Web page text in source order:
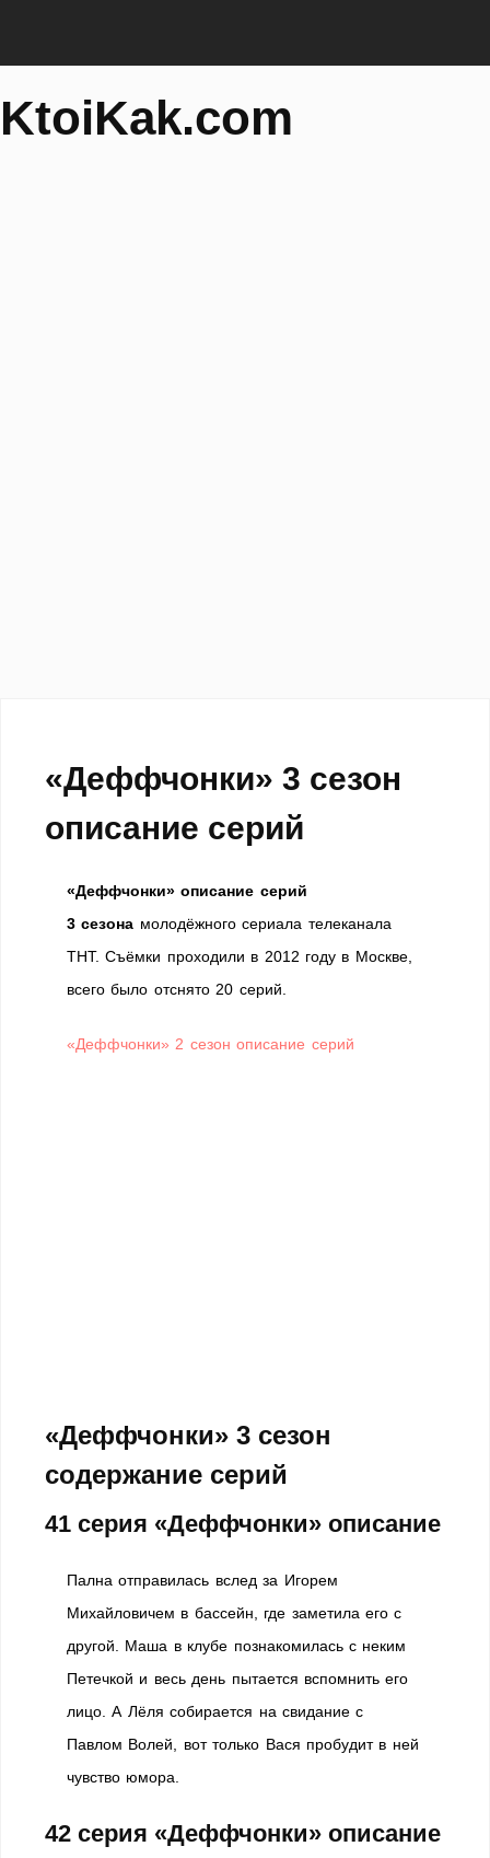
KtoiKak.com
«Деффчонки» 3 сезон
описание серий
«Деффчонки» описание серий
3 сезона молодёжного сериала телеканала
ТНТ. Съёмки проходили в 2012 году в Москве,
всего было отснято 20 серий.
«Деффчонки» 2 сезон описание серий
«Деффчонки» 3 сезон
содержание серий
41 серия «Деффчонки» описание
Пална отправилась вслед за Игорем
Михайловичем в бассейн, где заметила его с
другой. Маша в клубе познакомилась с неким
Петечкой и весь день пытается вспомнить его
лицо. А Лёля собирается на свидание с
Павлом Волей, вот только Вася пробудит в ней
чувство юмора.
42 серия «Деффчонки» описание